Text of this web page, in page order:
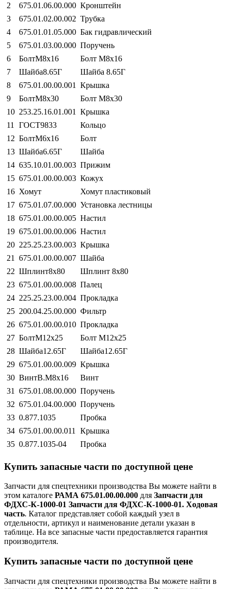
2 675.01.06.00.000 Кронштейн
3
675.01.02.00.002 Трубка
4
675.01.01.05.000 Бак гидравлический
5
675.01.03.00.000 Поручень
6
БолтМ8х16
Болт М8х16
7
Шайба8.65Г
Шайба 8.65Г
8
675.01.00.00.001
Крышка
9
БолтМ8х30
Болт М8х30
10 253.25.16.01.001
Крышка
11
ГОСТ9833
Кольцо
12 БолтМ6х16
Болт
13 Шайба6.65Г
Шайба
14 635.10.01.00.003 Прижим
15 675.01.00.00.003 Кожух
16 Хомут
Хомут пластиковый
17 675.01.07.00.000 Установка лестницы
18 675.01.00.00.005 Настил
19 675.01.00.00.006 Настил
20 225.25.23.00.003 Крышка
21
675.01.00.00.007 Шайба
22 Шплинт8х80
Шплинт 8х80
23 675.01.00.00.008 Палец
24 225.25.23.00.004 Прокладка
25 200.04.25.00.000 Фильтр
26 675.01.00.00.010 Прокладка
27 БолтМ12х25
Болт М12х25
28 Шайба12.65Г
Шайба12.65Г
29 675.01.00.00.009 Крышка
30 ВинтВ.М8х16
Винт
31
675.01.08.00.000 Поручень
32 675.01.04.00.000 Поручень
33 0.877.1035
Пробка
34 675.01.00.00.011
Крышка
35 0.877.1035-04 Пробка
Купить запасные части по доступной цене
Запчасти для спецтехники производства Вы можете найти в
этом каталоге РАМА 675.01.00.00.000 для Запчасти для
ФДХС-К-1000-01 Запчасти для ФДХС-К-1000-01. Ходовая
часть. Каталог представляет собой каждый узел в
отдельности, артикул и наименование детали указан в
таблице. На все запасные части предоставляется гарантия
производителя.
Купить запасные части по доступной цене
Запчасти для спецтехники производства Вы можете найти в